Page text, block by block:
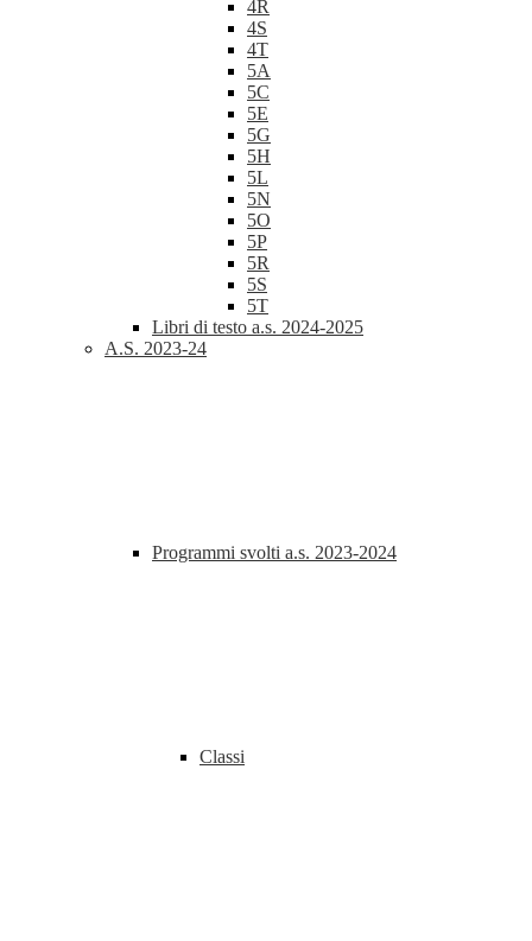
4R
4S
4T
5A
5C
5E
5G
5H
5L
5N
5O
5P
5R
5S
5T
Libri di testo a.s. 2024-2025
A.S. 2023-24
Programmi svolti a.s. 2023-2024
Classi